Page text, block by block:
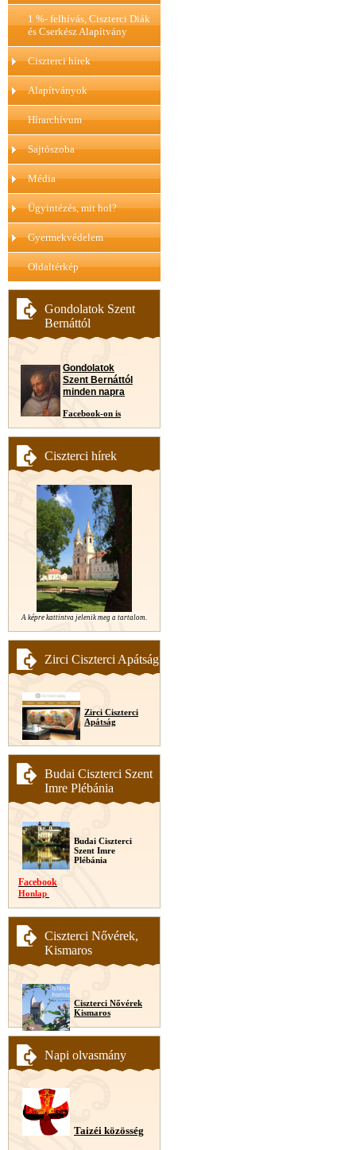
1 %- felhívás, Ciszterci Diák
és Cserkész Alapítvány
Ciszterci hírek
Alapítványok
Hírarchívum
Sajtószoba
Média
Ügyintézés, mit hol?
Gyermekvédelem
Oldaltérkép
Gondolatok Szent
Bernáttól
Gondolatok
Szent Bernáttól
minden napra
Facebook-on is
Ciszterci hírek
A képre kattintva jelenik meg a tartalom.
Zirci Ciszterci Apátság
Zirci Ciszterci
Apátság
Budai Ciszterci Szent
Imre Plébánia
Budai Ciszterci
Szent Imre
Plébánia
Facebook
Honlap
Ciszterci Nővérek,
Kismaros
Ciszterci Nővérek
Kismaros
Napi olvasmány
Taizéi közösség